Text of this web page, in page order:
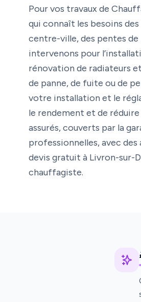
Pour vos travaux de
qui connaît les besoins
centre-ville, des pentes de
intervenons pour
rénovation de radiateurs
de panne, de fuite ou de
votre installation et le
le rendement et de
assurés, couverts par la
professionnelles, avec
devis gratuit à Livron-sur-
chauffagiste.